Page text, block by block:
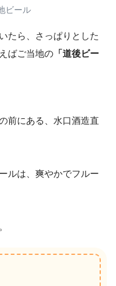
ビール
たら、さっぱりとした
ばご当地の 「道後ビー
前にある、水口酒造直
ルは、爽やかでフルー